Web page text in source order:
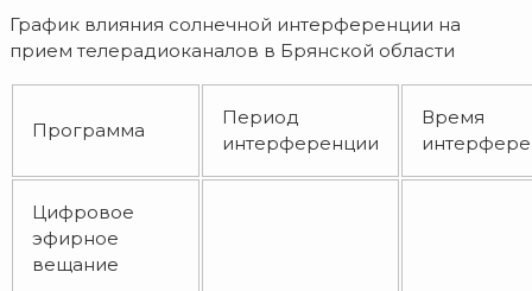
График влияния солнечной интерференции на
прием телерадиоканалов в Брянской области
Программа
Период
интерференции
Время
Цифровое
эфирное
вещание